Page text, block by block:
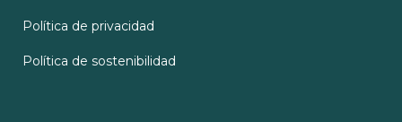
Política de privacidad
Política de sostenibilidad